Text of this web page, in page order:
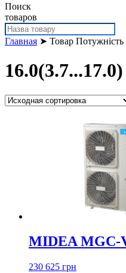
Поиск
товаров
Главная ➤ Товар Потужність
16.0(3.7...17.0)
MIDEA MGC-
230 625 грн